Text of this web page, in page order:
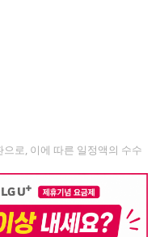
로, 이에 따른 일정액의 수수